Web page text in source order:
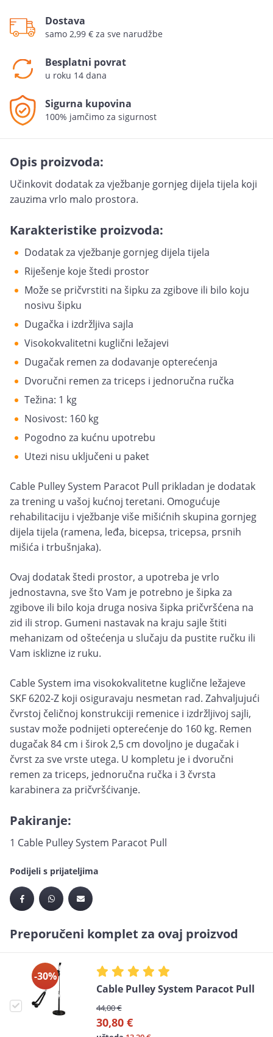
Dostava
samo 2,99 € za sve narudžbe
Besplatni povrat
u roku 14 dana
Sigurna kupovina
100% jamčimo za sigurnost
Opis proizvoda:
Učinkovit dodatak za vježbanje gornjeg dijela tijela koji
zauzima vrlo malo prostora.
Karakteristike proizvoda:
Dodatak za vježbanje gornjeg dijela tijela
Riješenje koje štedi prostor
Može se pričvrstiti na šipku za zgibove ili bilo koju
nosivu šipku
Dugačka i izdržljiva sajla
Visokokvalitetni kuglični ležajevi
Dugačak remen za dodavanje opterećenja
Dvoručni remen za triceps i jednoručna ručka
Težina: 1 kg
Nosivost: 160 kg
Pogodno za kućnu upotrebu
Utezi nisu uključeni u paket
Cable Pulley System Paracot Pull prikladan je dodatak
za trening u vašoj kućnoj teretani. Omogućuje
rehabilitaciju i vježbanje više mišićnih skupina gornjeg
dijela tijela (ramena, leđa, bicepsa, tricepsa, prsnih
mišića i trbušnjaka).
Ovaj dodatak štedi prostor, a upotreba je vrlo
jednostavna, sve što Vam je potrebno je šipka za
zgibove ili bilo koja druga nosiva šipka pričvršćena na
zid ili strop. Gumeni nastavak na kraju sajle štiti
mehanizam od oštećenja u slučaju da pustite ručku ili
Vam isklizne iz ruku.
Cable System ima visokokvalitetne kuglične ležajeve
SKF 6202-Z koji osiguravaju nesmetan rad. Zahvaljujući
čvrstoj čeličnoj konstrukciji remenice i izdržljivoj sajli,
sustav može podnijeti opterećenje do 160 kg. Remen
dugačak 84 cm i širok 2,5 cm dovoljno je dugačak i
čvrst za sve vrste utega. U kompletu je i dvoručni
remen za triceps, jednoručna ručka i 3 čvrsta
karabinera za pričvršćivanje.
Pakiranje:
1 Cable Pulley System Paracot Pull
Podijeli s prijateljima
Preporučeni komplet za ovaj proizvod
-30%
Cable Pulley System Paracot Pull
44,00 €
30,80 €